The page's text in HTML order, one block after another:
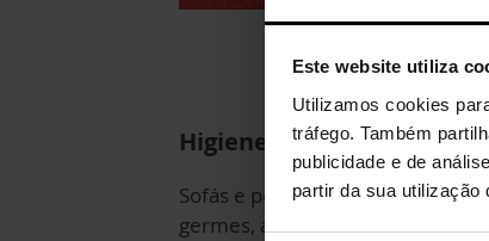
Este website utiliza
Utilizamos cookies
tráfego. Também
publicidade e de
partir da sua
Higiene profunda
Sofás e poltronas estarão livres
germes, ácaros e bactérias: com